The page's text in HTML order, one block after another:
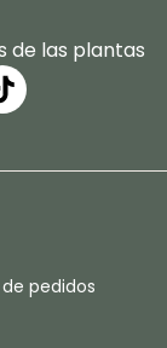
de las plantas
pedidos